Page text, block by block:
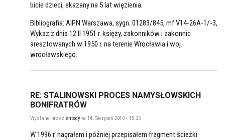
bicie dzieci, skazany na 5 lat więzienia.
Bibliografia: AIPN Warszawa, sygn. 01283/845, mf V14-26A-1/-3,
Wykaz z dnia 12 II 1951 r. księży, zakonników i zakonnic
aresztowanych w 1950 r. na terenie Wrocławia i woj.
wrocławskiego.
RE: STALINOWSKI PROCES NAMYSŁOWSKICH
BONIFRATRÓW
Wysłane przez entedy w 14. Sierpień 2010 - 15:25
W 1996 r. nagrałem i później przepisałem fragment ścieżki